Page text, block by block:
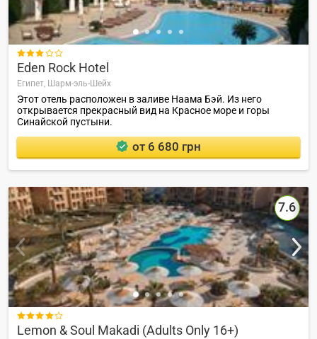

Eden Rock Hotel
Египет, Шарм-эль-Шейх
Этот отель расположен в заливе Наама Бэй. Из него
открывается прекрасный вид на Красное море и горы
Синайской пустыни.
от 6 680 грн
7.6

Lemon & Soul Makadi (Adults Only 16+)